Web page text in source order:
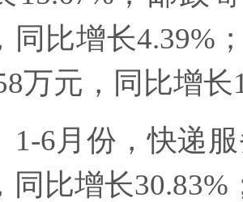
同比增长4.39%
万元，同比增长
1-6月份，快递
同比增长30.83%